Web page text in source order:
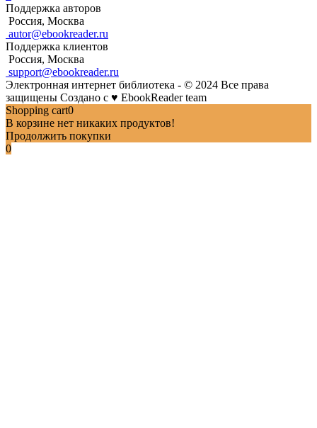
Поддержка авторов
Россия, Москва
autor@ebookreader.ru
Поддержка клиентов
Россия, Москва
support@ebookreader.ru
Электронная интернет библиотека - © 2024 Все права
защищены Создано с ♥ EbookReader team
Shopping cart0
В корзине нет никаких продуктов!
Продолжить покупки
0